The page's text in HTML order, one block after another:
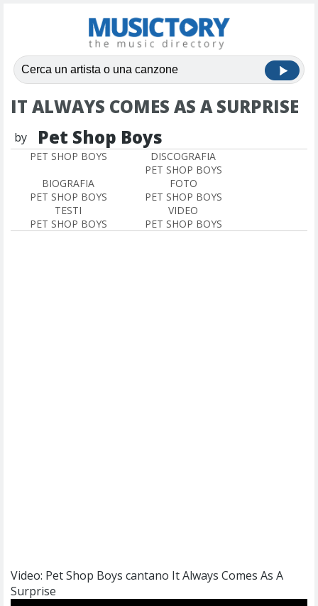
IT ALWAYS COMES AS A SURPRISE
by Pet Shop Boys
PET SHOP BOYS
DISCOGRAFIA
PET SHOP BOYS
BIOGRAFIA
PET SHOP BOYS
FOTO
PET SHOP BOYS
TESTI
PET SHOP BOYS
VIDEO
PET SHOP BOYS
Video: Pet Shop Boys cantano It Always Comes As A
Surprise